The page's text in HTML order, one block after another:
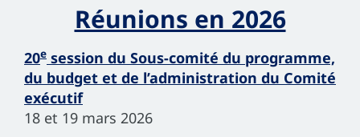
Réunions en 2026
20e session du Sous-comité du programme,
du budget et de l’administration du Comité
exécutif
18 et 19 mars 2026